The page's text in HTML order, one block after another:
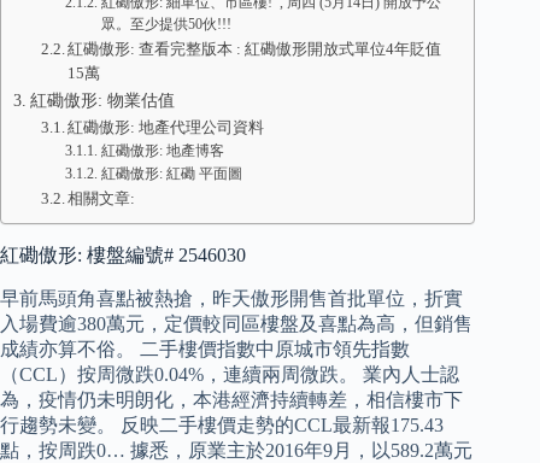
眾。至少提供50伙!!!
紅磡傲形: 查看完整版本 : 紅磡傲形開放式單位4年貶值
15萬
紅磡傲形: 物業估值
紅磡傲形: 地產代理公司資料
紅磡傲形: 地產博客
紅磡傲形: 紅磡 平面圖
相關文章:
紅磡傲形: 樓盤編號# 2546030
早前馬頭角喜點被熱搶，昨天傲形開售首批單位，折實
入場費逾380萬元，定價較同區樓盤及喜點為高，但銷售
成績亦算不俗。 二手樓價指數中原城市領先指數
（CCL）按周微跌0.04%，連續兩周微跌。 業內人士認
為，疫情仍未明朗化，本港經濟持續轉差，相信樓市下
行趨勢未變。 反映二手樓價走勢的CCL最新報175.43
點，按周跌0… 據悉，原業主於2016年9月，以589.2萬元